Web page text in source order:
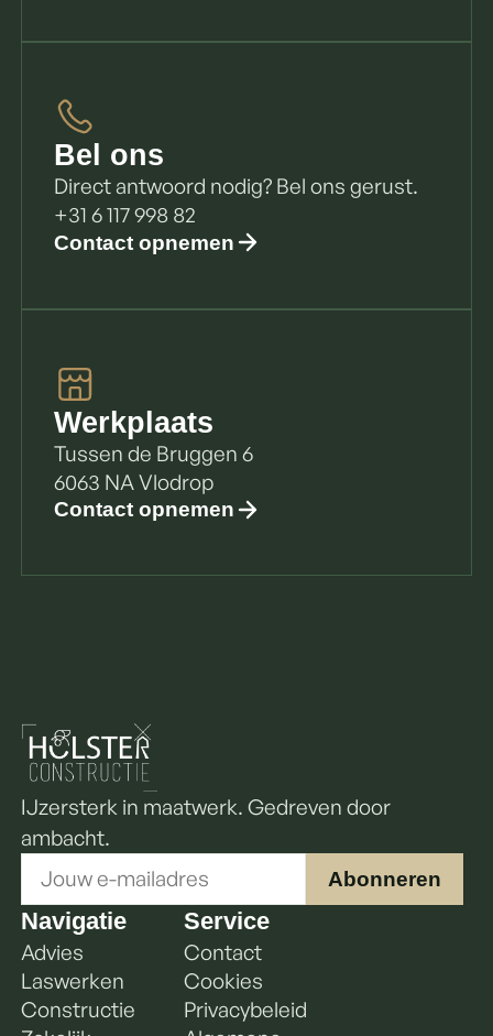
Bel ons
Direct antwoord nodig? Bel ons gerust.
+31 6 117 998 82
Contact opnemen
Werkplaats
Tussen de Bruggen 6
6063 NA Vlodrop
Contact opnemen
IJzersterk in maatwerk. Gedreven door
ambacht.
* E-
mail
E-
mail
Abonneren
Navigatie
Advies
Laswerken
Constructie
Service
Contact
Cookies
Privacybeleid